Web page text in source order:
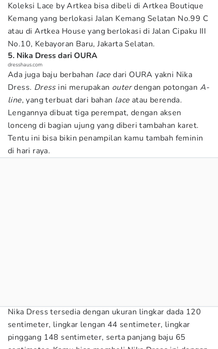
Koleksi Lace by Artkea bisa dibeli di Artkea Boutique
Kemang yang berlokasi Jalan Kemang Selatan No.99 C
atau di Artkea House yang berlokasi di Jalan Cipaku III
No.10, Kebayoran Baru, Jakarta Selatan.
5. Nika Dress dari OURA
dresshaus.com
Ada juga baju berbahan lace dari OURA yakni Nika
Dress. Dressini merupakan outerdengan potongan A-
line, yang terbuat dari bahan lace atau berenda.
Lengannya dibuat tiga perempat, dengan aksen
lonceng di bagian ujung yang diberi tambahan karet.
Tentu ini bisa bikin penampilan kamu tambah feminin
di hari raya.
Nika Dress tersedia dengan ukuran lingkar dada 120
sentimeter, lingkar lengan 44 sentimeter, lingkar
pinggang 148 sentimeter, serta panjang baju 65